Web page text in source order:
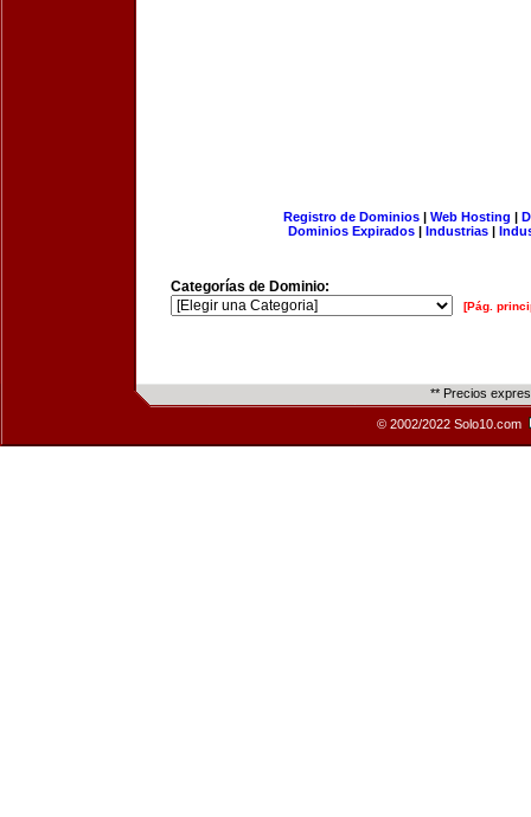
Registro de Dominios| Web Hosting |
Dominios Expirados | Industrias |
Categorías de Dominio:
[Pág.
** Precios
© 2002/2022 Solo10.com